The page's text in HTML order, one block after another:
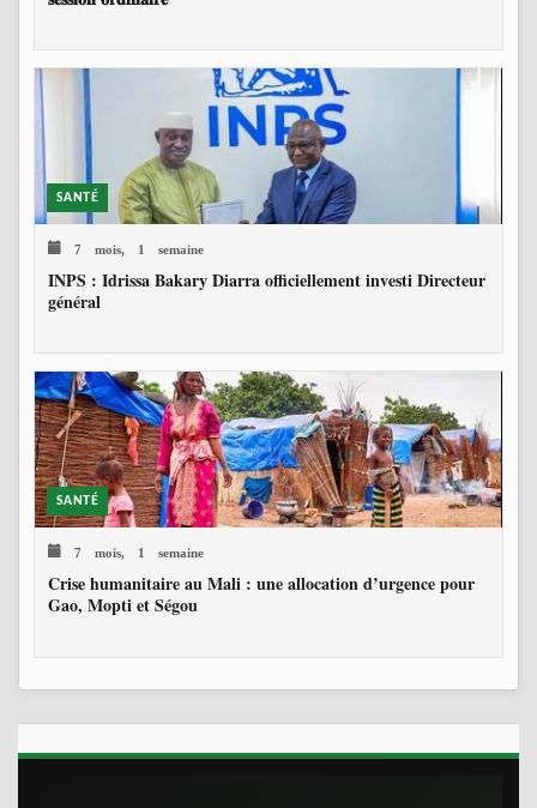
SANTÉ
7 mois, 1 semaine
INPS : Idrissa Bakary Diarra officiellement investi Directeur
général
SANTÉ
7 mois, 1 semaine
Crise humanitaire au Mali : une allocation d’urgence pour
Gao, Mopti et Ségou